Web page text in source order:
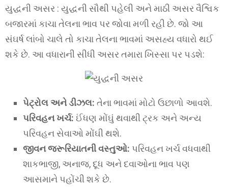
યુદ્ધની અસર : યુદ્ધની સૌથી પહેલી અને માઠી અસર વૈશ્વિક
બજારમાં કાચા તેલના ભાવ પર જોવા મળી રહી છે. જો આ
સંઘર્ષ લાંબો ચાલે તો કાચા તેલના ભાવમાં અસહ્ય વધારો થઈ
શકે છે. આ વધારાની સીધી અસર તમારા ખિસ્સા પર પડશે:
પેટ્રોલ અને ડીઝલ: તેના ભાવમાં મોટો ઉછાળો આવશે.
પરિવહન ખર્ચ: ઈંધણ મોંઘું થવાથી ટ્રક અને અન્ય
પરિવહન સેવાઓ મોંઘી થશે.
જીવન જરૂરિયાતની વસ્તુઓ: પરિવહન ખર્ચ વધવાથી
શાકભાજી, અનાજ, દૂધ અને દવાઓના ભાવ પણ
આસમાને પહોંચી શકે છે.